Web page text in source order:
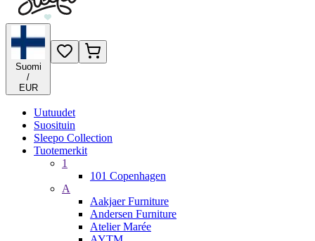
Suomi
/
EUR
Uutuudet
Suosituin
Sleepo Collection
Tuotemerkit
1
101 Copenhagen
A
Aakjaer Furniture
Andersen Furniture
Atelier Marée